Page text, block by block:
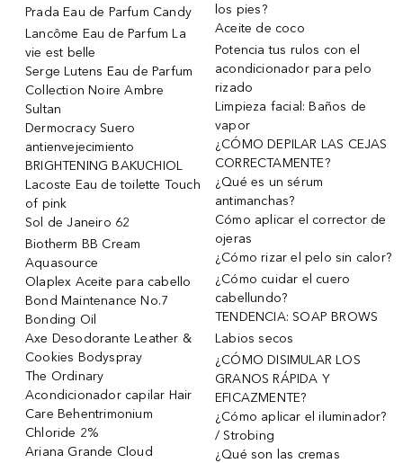
Prada Eau de Parfum Candy
Lancôme Eau de Parfum La
vie est belle
Serge Lutens Eau de Parfum
Collection Noire Ambre
Sultan
Dermocracy Suero
antienvejecimiento
BRIGHTENING BAKUCHIOL
Lacoste Eau de toilette Touch
of pink
Sol de Janeiro 62
Biotherm BB Cream
Aquasource
Olaplex Aceite para cabello
Bond Maintenance No.7
Bonding Oil
Axe Desodorante Leather &
Cookies Bodyspray
The Ordinary
Acondicionador capilar Hair
Care Behentrimonium
Chloride 2%
Ariana Grande Cloud
los pies?
Aceite de coco
Potencia tus rulos con el
acondicionador para pelo
rizado
Limpieza facial: Baños de
vapor
¿CÓMO DEPILAR LAS CEJAS
CORRECTAMENTE?
¿Qué es un sérum
antimanchas?
Cómo aplicar el corrector de
ojeras
¿Cómo rizar el pelo sin calor?
¿Cómo cuidar el cuero
cabellundo?
TENDENCIA: SOAP BROWS
Labios secos
¿CÓMO DISIMULAR LOS
GRANOS RÁPIDA Y
EFICAZMENTE?
¿Cómo aplicar el iluminador?
/ Strobing
¿Qué son las cremas